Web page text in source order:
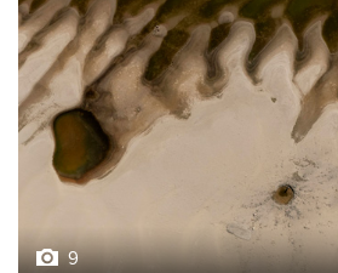
Обмеление Дуная